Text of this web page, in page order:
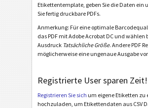
G Galia
B BOSCH
LTO LTO Labels
Etikettentemplate, geben Sie die Daten ein
Sie fertig druckbare PDFs.
Anmerkung: Für eine optimale
das PDF mit Adobe Acrobat DC und wählen
Ausdruck Tatsächliche Größe. Andere PDF
möglicherweise eine ungenaue Ausgabe
Registrierte User sparen Zeit!
Registrieren Sie sich um eigene Etiketten zu
hochzuladen, um Etikettendaten aus CSV